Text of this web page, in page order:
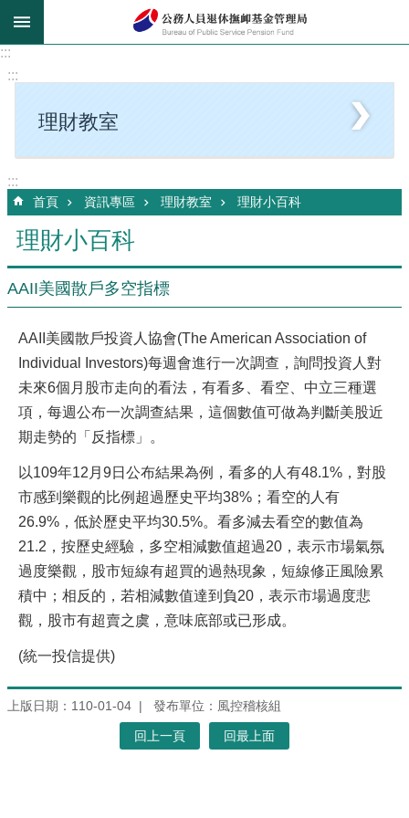
跳到主要內容區塊
:::
:::
理財教室
:::
首頁 資訊專區 理財教室 理財小百科
理財小百科
AAII美國散戶多空指標
AAII美國散戶投資人協會(The American Association of
Individual Investors)每週會進行一次調查，詢問投資人對
未來6個月股市走向的看法，有看多、看空、中立三種選
項，每週公布一次調查結果，這個數值可做為判斷美股近
期走勢的「反指標」。
以109年12月9日公布結果為例，看多的人有48.1%，對股
市感到樂觀的比例超過歷史平均38%；看空的人有
26.9%，低於歷史平均30.5%。看多減去看空的數值為
21.2，按歷史經驗，多空相減數值超過20，表示市場氣氛
過度樂觀，股市短線有超買的過熱現象，短線修正風險累
積中；相反的，若相減數值達到負20，表示市場過度悲
觀，股市有超賣之虞，意味底部或已形成。
(統一投信提供)
上版日期：110-01-04 發布單位：風控稽核組
回上一頁 回最上面